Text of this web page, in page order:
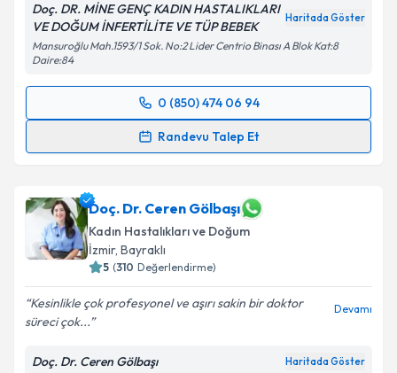
Metni'ni okudum ve kişisel verilerimin belirtilen
kapsamda işlenmesini kabul ediyorum.
Takvim Talebini Gönder
Doç. DR. MİNE GENÇ KADIN HASTALIKLARI
VE DOĞUM İNFERTİLİTE VE TÜP BEBEK
Haritada Göster
Mansuroğlu Mah.1593/1 Sok. No:2 Lider Centrio Binası A Blok Kat:8
Daire:84
0 (850) 474 06 94
Randevu Talep Et
Randevu Takvimi Talebi
takvim hazırlandığında e-posta ile bilgilendireceğiz.
E-posta Adresiniz
Kişisel verilerimin işlenmesine ilişkin
kapsamda işlenmesini kabul ediyorum.
Doç. Dr. Ceren Gölbaşı
Kadın Hastalıkları ve Doğum
İzmir, Bayraklı
5 (310 Değerlendirme)
Kesinlikle çok profesyonel ve aşırı sakin bir doktor
süreci çok...
Devamı
Doç. Dr. Ceren Gölbaşı Haritada Göster